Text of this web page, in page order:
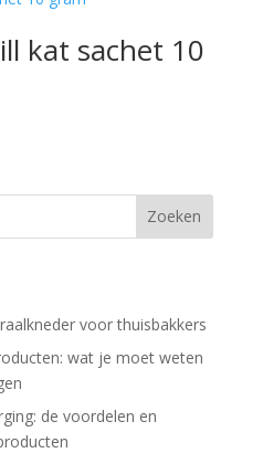
kat sachet 10
Zoeken
voor thuisbakkers
wat je moet weten
de voordelen en